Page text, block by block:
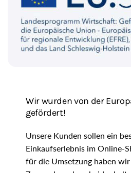
Wir wurden von der
gefördert!
Unsere Kunden sollen ein
Einkaufserlebnis im Online-
für die Umsetzung haben